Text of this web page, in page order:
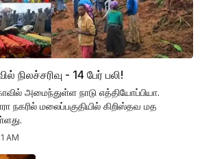
நிலச்சரிவு - 14 பேர் பலி!
அமைந்துள்ள நாடு எத்தியோப்பியா.
நகரில் மலைப்பகுதியில் கிறிஸ்தவ மத
AM